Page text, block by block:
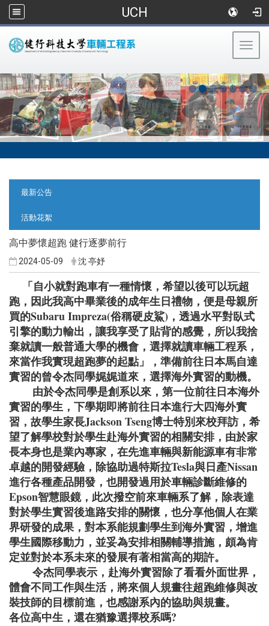
UCH
最新公告
活動花絮
高中夢懷超跑 健行逐夢前行
2024-05-09 沈 亭妤
「自小就對跑車有一種情懷，希望以後可以玩超
跑，因此我高中畢業後的成年生日禮物，便是母親所
買的Subaru Impreza(俗稱硬皮鯊)，透過水平對臥式
引擎的動力輸出，讓我享受了貼背的感覺，所以我捨
棄就讀一般普通大學的機會，選擇就讀車輛工程系，
來當作我實現超跑夢的起點」，準備前往日本馬自達
實習的曾令杰同學娓娓道來，選擇海外實習的動機。
由於令杰同學是創系以來，第一位前往日本海外
實習的學生，下學期即將前往日本進行大四海外實
習，故學生家長Jackson Tseng博士特別來校拜訪，希
望了解學校對於學生赴海外實習的相關安排，由於家
長本身也是業內專家，在先進車輛與新能源車有非常
卓越的開發經驗，除協助過特斯拉Tesla與日產Nissan
進行各種產品開發，也開發過用於車輛診斷維修的
Epson智慧眼鏡，此次撥空前來車輛系了解，除表達
對於學生實習後進路安排的關懷，也分享他個人在業
界研發的成果，對本系能規劃學生到海外實習，增進
學生國際移動力，並妥為安排相關輔導措施，頗為肯
定並對於本系未來的發展有著相當高的期許。
令杰同學表示，赴海外實習除了看看外面世界，
體會不同工作與生活，將來個人規畫往超跑維修與改
裝技師的目標前進，也感謝系內的協助與規畫。
各位高中生，還在猶豫選擇校系嗎?